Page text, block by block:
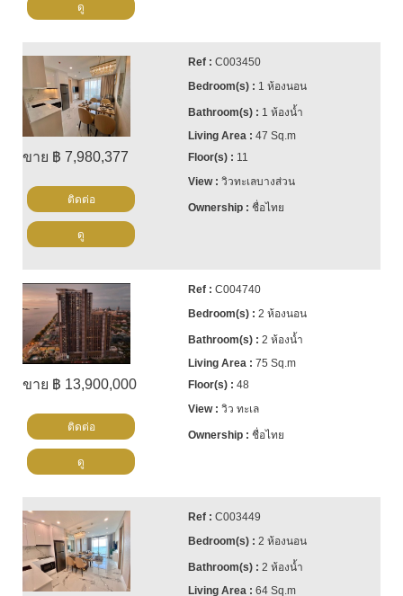
ดู
ขาย ฿ 7,980,377
C003450
1 ห้องนอน
1 ห้องน้ำ
47 Sq.m
11
วิวทะเลบางส่วน
ชื่อไทย
ติดต่อ
ดู
ขาย ฿ 13,900,000
C004740
2 ห้องนอน
2 ห้องน้ำ
75 Sq.m
48
วิว ทะเล
ชื่อไทย
ติดต่อ
ดู
C003449
2 ห้องนอน
2 ห้องน้ำ
64 Sq.m